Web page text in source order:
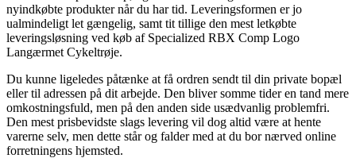
nyindkøbte produkter når du har tid. Leveringsformen er jo
ualmindeligt let gængelig, samt tit tillige den mest letkøbte
leveringsløsning ved køb af Specialized RBX Comp Logo
Langærmet Cykeltrøje.
Du kunne ligeledes påtænke at få ordren sendt til din private bopæl
eller til adressen på dit arbejde. Den bliver somme tider en tand mere
omkostningsfuld, men på den anden side usædvanlig problemfri.
Den mest prisbevidste slags levering vil dog altid være at hente
varerne selv, men dette står og falder med at du bor nærved online
forretningens hjemsted.